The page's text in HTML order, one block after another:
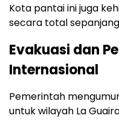
Kota pantai ini juga
secara total
Evakuasi dan
Internasional
Pemerintah
untuk wilayah La